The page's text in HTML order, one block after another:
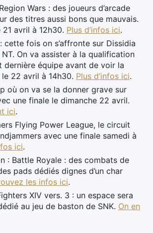
Wars : des joueurs d’arcade
des titres aussi bons que mauvais.
avril à 12h30. Plus d’infos ici.
cette fois on s’affronte sur Dissidia
NT. On va assister à la qualification
dernière équipe avant de voir la
22 avril à 14h30. Plus d’infos ici.
où on va se la donner grave sur
une finale le dimanche 22 avril.
ici.
Flying Power League, le circuit
avec une finale samedi à
ici.
: Battle Royale : des combats de
pads dédiés dignes d’un char
les infos ici.
XIV vers. 3 : un espace sera
au jeu de baston de SNK. On en